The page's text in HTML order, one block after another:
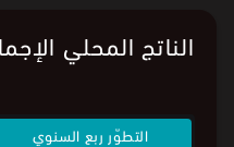
الناتج المحلي
التطوّر ربع السنوي